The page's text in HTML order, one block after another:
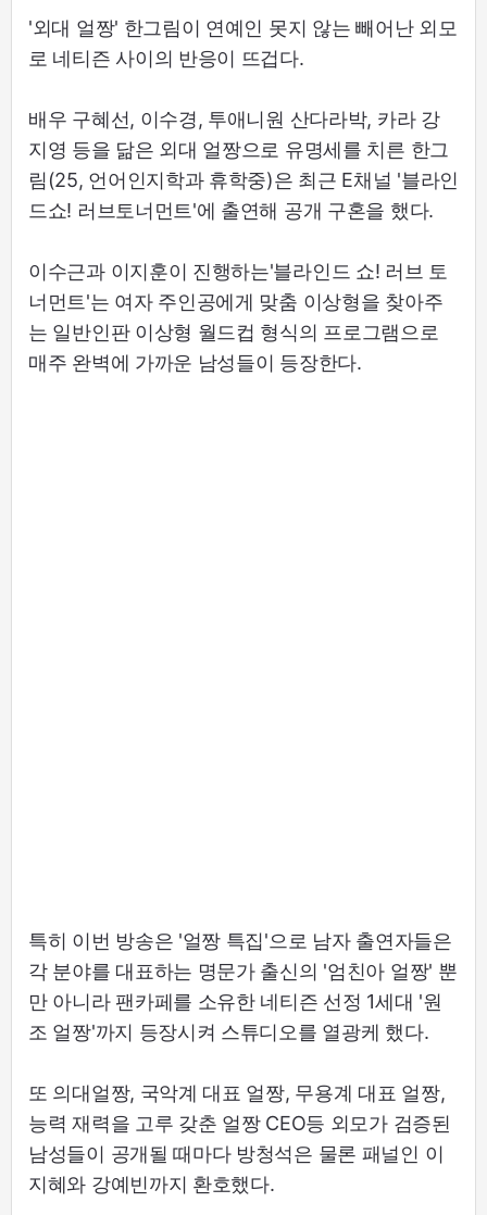
'외대 얼짱' 한그림이 연예인 못지 않는 빼어난 외모
로 네티즌 사이의 반응이 뜨겁다.
배우 구혜선, 이수경, 투애니원 산다라박, 카라 강
지영 등을 닮은 외대 얼짱으로 유명세를 치른 한그
림(25, 언어인지학과 휴학중)은 최근 E채널 '블라인
드쇼! 러브토너먼트'에 출연해 공개 구혼을 했다.
이수근과 이지훈이 진행하는'블라인드 쇼! 러브 토
너먼트'는 여자 주인공에게 맞춤 이상형을 찾아주
는 일반인판 이상형 월드컵 형식의 프로그램으로
매주 완벽에 가까운 남성들이 등장한다.
특히 이번 방송은 '얼짱 특집'으로 남자 출연자들은
각 분야를 대표하는 명문가 출신의 '엄친아 얼짱' 뿐
만 아니라 팬카페를 소유한 네티즌 선정 1세대 '원
조 얼짱'까지 등장시켜 스튜디오를 열광케 했다.
또 의대얼짱, 국악계 대표 얼짱, 무용계 대표 얼짱,
능력 재력을 고루 갖춘 얼짱 CEO등 외모가 검증된
남성들이 공개될 때마다 방청석은 물론 패널인 이
지혜와 강예빈까지 환호했다.